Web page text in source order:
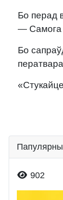
Бо перад
— Самога
Бо
902